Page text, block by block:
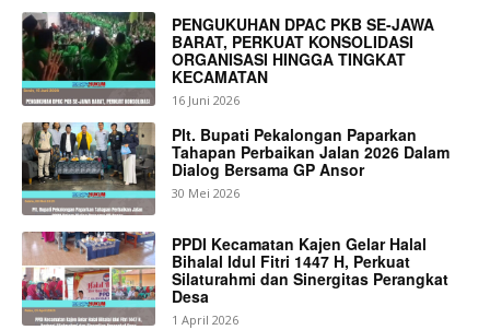
PENGUKUHAN DPAC PKB SE-JAWA
BARAT, PERKUAT KONSOLIDASI
ORGANISASI HINGGA TINGKAT
KECAMATAN
16 Juni 2026
Plt. Bupati Pekalongan Paparkan
Tahapan Perbaikan Jalan 2026 Dalam
Dialog Bersama GP Ansor
30 Mei 2026
PPDI Kecamatan Kajen Gelar Halal
Bihalal Idul Fitri 1447 H, Perkuat
Silaturahmi dan Sinergitas Perangkat
Desa
1 April 2026